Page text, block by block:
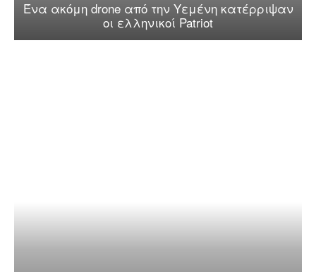
Ένα ακόμη drone από την Υεμένη κατέρριψαν
οι ελληνικοί Patriot